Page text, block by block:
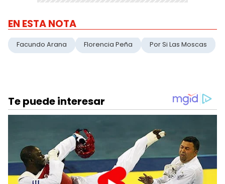
EN ESTA NOTA
Facundo Arana Florencia Peña Por Si Las Moscas